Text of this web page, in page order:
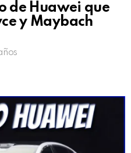
de Huawei que
y Maybach